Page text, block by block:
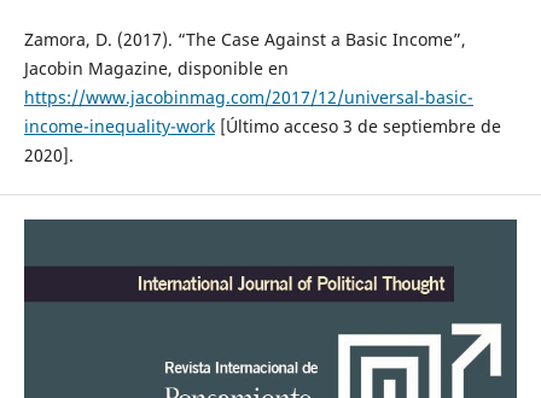
Zamora, D. (2017). “The Case Against a Basic Income”,
Jacobin Magazine, disponible en
https://www.jacobinmag.com/2017/12/universal-basic-
income-inequality-work[Último acceso 3 de septiembre de
2020].